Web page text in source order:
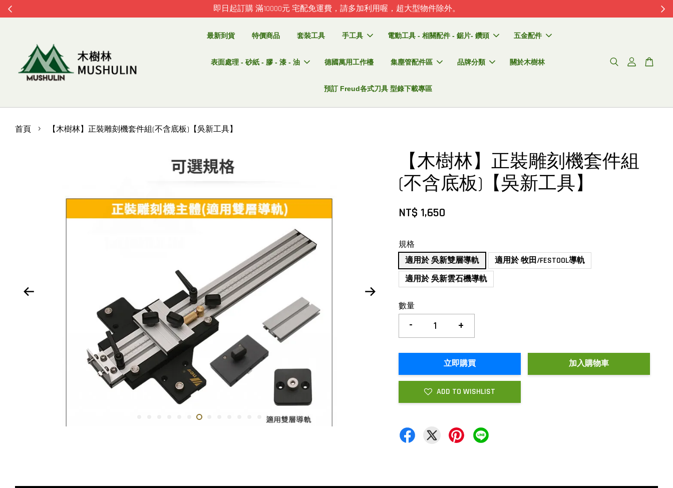
即日起訂購 滿10000元 宅配免運費，請多加利用喔，超大型物件除外。
最新到貨 特價商品 套裝工具 手工具 電動工具 - 相關配件 - 鋸片- 鑽頭 五金配件
表面處理 - 砂紙 - 膠 - 漆 - 油 德國萬用工作檯 集塵管配件區 品牌分類 關於木樹林
預訂 Freud各式刀具 型錄下載專區
首頁 › 【木樹林】正裝雕刻機套件組(不含底板)【吳新工具】
【木樹林】正裝雕刻機套件組
(不含底板)【吳新工具】
NT$ 1,650
規格
適用於 吳新雙層導軌
適用於 牧田/FESTOOL導軌
適用於 吳新雲石機導軌
數量
- +
立即購買 加入購物車
ADD TO WISHLIST